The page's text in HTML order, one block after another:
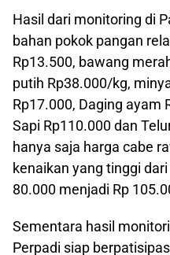
Hasil dari monitoring di
bahan pokok pangan
Rp13.500, bawang
putih Rp38.000/kg,
Rp17.000, Daging ayam
Sapi Rp110.000 dan
hanya saja harga cabe
kenaikan yang tinggi
80.000 menjadi Rp
Sementara hasil
Perpadi siap